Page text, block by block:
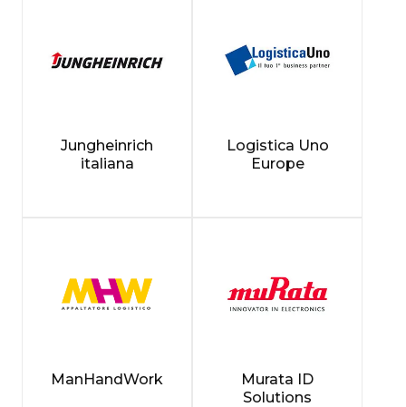
Jungheinrich
italiana
Logistica Uno
Europe
ManHandWork
Murata ID
Solutions